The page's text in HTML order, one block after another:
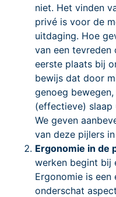
niet. Het vinden
privé is voor de
uitdaging. Hoe
van een
eerste plaats bij
bewijs dat door
genoeg
(effectieve)
We geven
van deze pijlers
Ergonomie in de
werken begint bij
Ergonomie is een
onderschat